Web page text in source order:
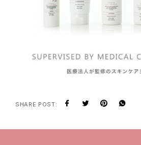
SHARE POST: